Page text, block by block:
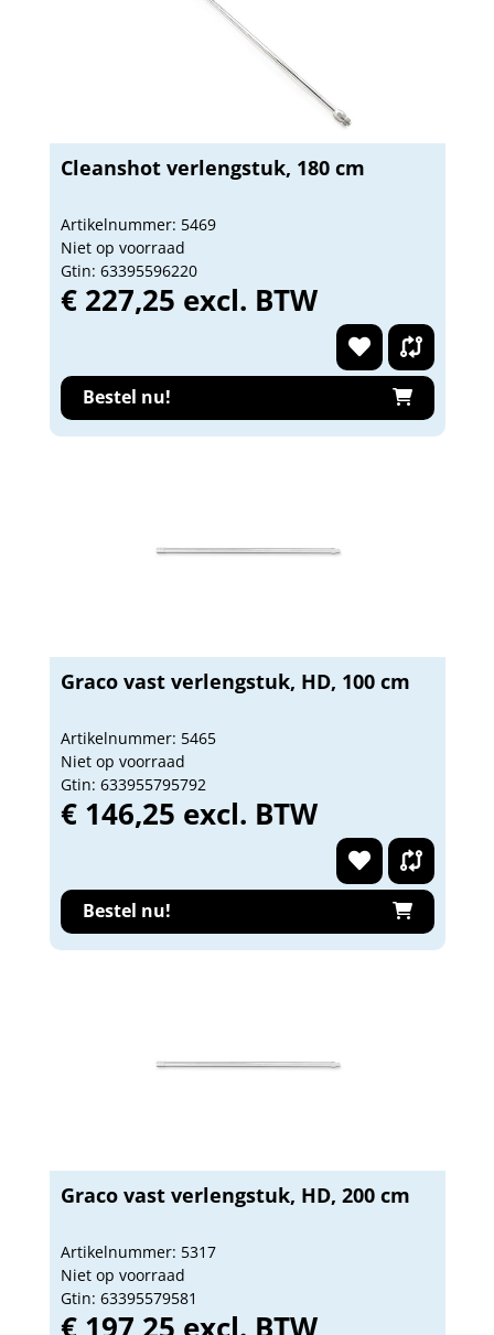
Cleanshot verlengstuk, 180 cm
Artikelnummer: 5469
Niet op voorraad
Gtin: 63395596220
€ 227,25 excl. BTW
Bestel nu!
Graco vast verlengstuk, HD, 100 cm
Artikelnummer: 5465
Niet op voorraad
Gtin: 633955795792
€ 146,25 excl. BTW
Bestel nu!
Graco vast verlengstuk, HD, 200 cm
Artikelnummer: 5317
Niet op voorraad
Gtin: 63395579581
€ 197,25 excl. BTW